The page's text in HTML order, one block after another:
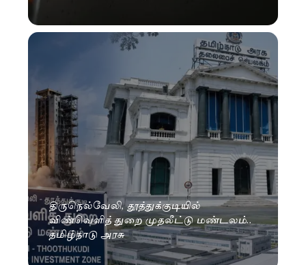
திருநெல்வேலி, தூத்துக்குடியில்
விண்வெளித் துறை முதலீட்டு மண்டலம்..
தமிழ்நாடு அரசு